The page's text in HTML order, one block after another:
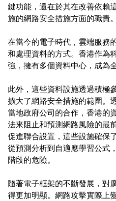
鍵功能，還在於其在改善依賴
施的網路安全措施方面的職責。
在當今的電子時代，雲端服務
和處理資料的方式。香港作為
強，擁有多個資料中心，成為
此外，這些資料設施透過積極
擴大了網路安全措施的範圍。
當地政府公司的合作，香港的
法來阻止和預測網路風險的最
促進聯合設置，這些設施確保
從預測分析到自適應學習公式
階段的危險。
隨著電子框架的不斷發展，對
得更加明顯。網路攻擊實際上